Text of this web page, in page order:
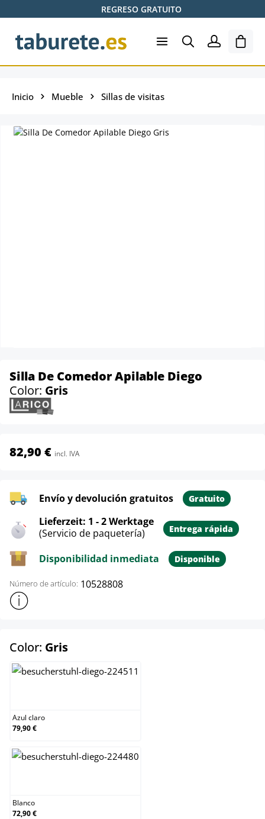
Saltar al contenido principalREGRESO GRATUITO
El
Inicio Mueble Sillas de visitas
Silla De Comedor Apilable Diego
Color: Gris
82,90 € incl. IVA
Envío y devolución gratuitos Gratuito
Lieferzeit: 1 - 2 Werktage
(Servicio de paquetería)
Entrega rápida
Disponibilidad inmediata Disponible
Número de artículo: 10528808
Mostrar más información sobre el producto
Color: Grisselect
Azul claro
79,90 €
Blanco
72,90 €